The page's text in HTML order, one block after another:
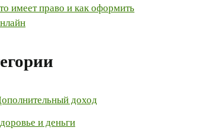
имеет право и как оформить
доход
и деньги